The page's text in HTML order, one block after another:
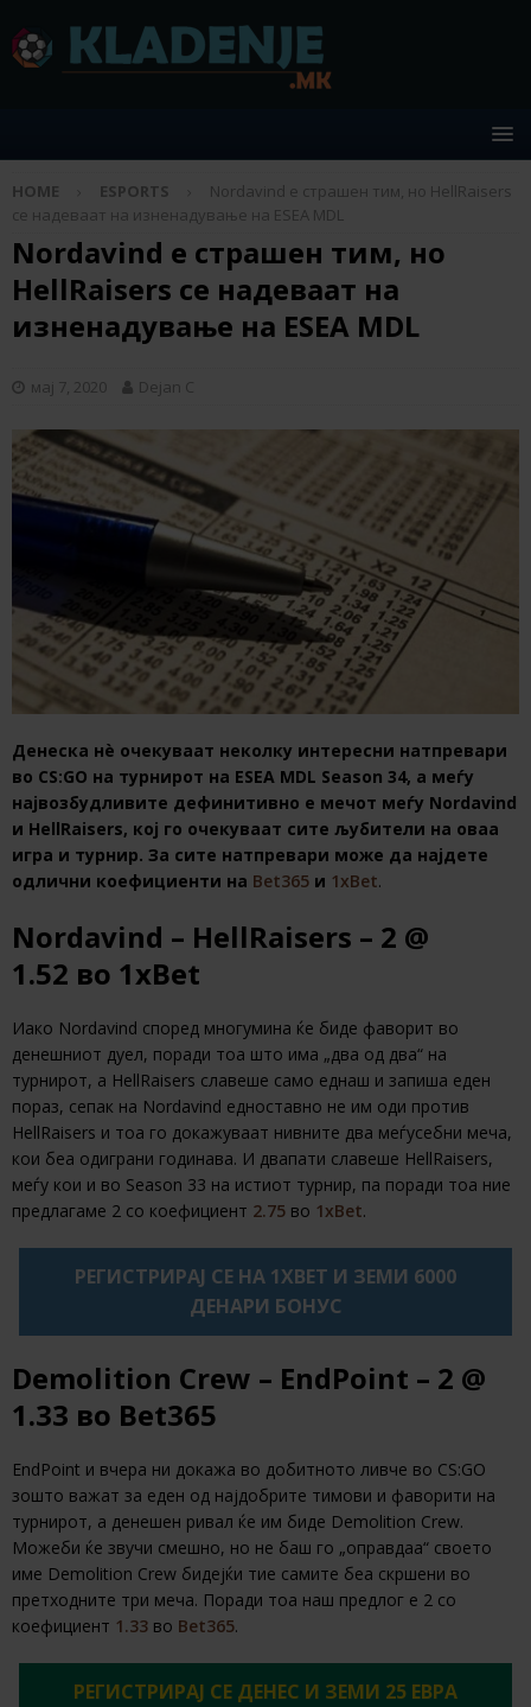
HOME ESPORTS
Nordavind е страшен тим, но HellRaisers
се надеваат на изненадување на ESEA MDL
Nordavind е страшен тим, но
HellRaisers се надеваат на
изненадување на ESEA MDL
мај 7, 2020 Dejan C
Денеска нè очекуваат неколку интересни натпревари
во CS:GO на турнирот на ESEA MDL Season 34, а меѓу
највозбудливите дефинитивно е мечот меѓу Nordavind
и HellRaisers, кој го очекуваат сите љубители на оваа
игра и турнир. За сите натпревари може да најдете
одлични коефициенти на Bet365 и 1xBet.
Nordavind – HellRaisers – 2 @
1.52 во 1xBet
Иако Nordavind според многумина ќе биде фаворит во
денешниот дуел, поради тоа што има „два од два“ на
турнирот, а HellRaisers славеше само еднаш и запиша еден
пораз, сепак на Nordavind едноставно не им оди против
HellRaisers и тоа го докажуваат нивните два меѓусебни меча,
кои беа одиграни годинава. И двапати славеше HellRaisers,
меѓу кои и во Season 33 на истиот турнир, па поради тоа ние
предлагаме 2 со коефициент 2.75 во 1xBet.
РЕГИСТРИРАЈ СЕ НА 1XBET И ЗЕМИ 6000
ДЕНАРИ БОНУС
Demolition Crew – EndPoint – 2 @
1.33 во Bet365
EndPoint и вчера ни докажа во добитното ливче во CS:GO
зошто важат за еден од најдобрите тимови и фаворити на
турнирот, а денешен ривал ќе им биде Demolition Crew.
Можеби ќе звучи смешно, но не баш го „оправдаа“ своето
име Demolition Crew бидејќи тие самите беа скршени во
претходните три меча. Поради тоа наш предлог е 2 со
коефициент 1.33 во Bet365.
РЕГИСТРИРАЈ СЕ ДЕНЕС И ЗЕМИ 25 ЕВРА